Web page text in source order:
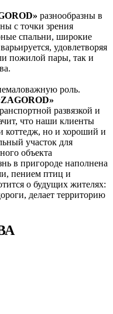
разнообразны в
с точки зрения
спальни, широкие
удовлетворяя
пожилой пары, так и
роль.
развязкой и
что наши клиенты
коттедж, но и хороший и
участок для
объекта
в пригороде наполнена
пением птиц и
о будущих жителях:
делает территорию